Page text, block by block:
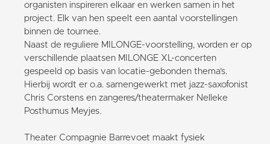
organisten inspireren elkaar en werken samen in het
project. Elk van hen speelt een aantal voorstellingen
binnen de tournee.
Naast de reguliere MILONGE-voorstelling, worden er op
verschillende plaatsen MILONGE XL-concerten
gespeeld op basis van locatie-gebonden thema’s.
Hierbij wordt er o.a. samengewerkt met jazz-saxofonist
Chris Corstens en zangeres/theatermaker Nelleke
Posthumus Meyjes.
Theater Compagnie Barrevoet maakt fysiek